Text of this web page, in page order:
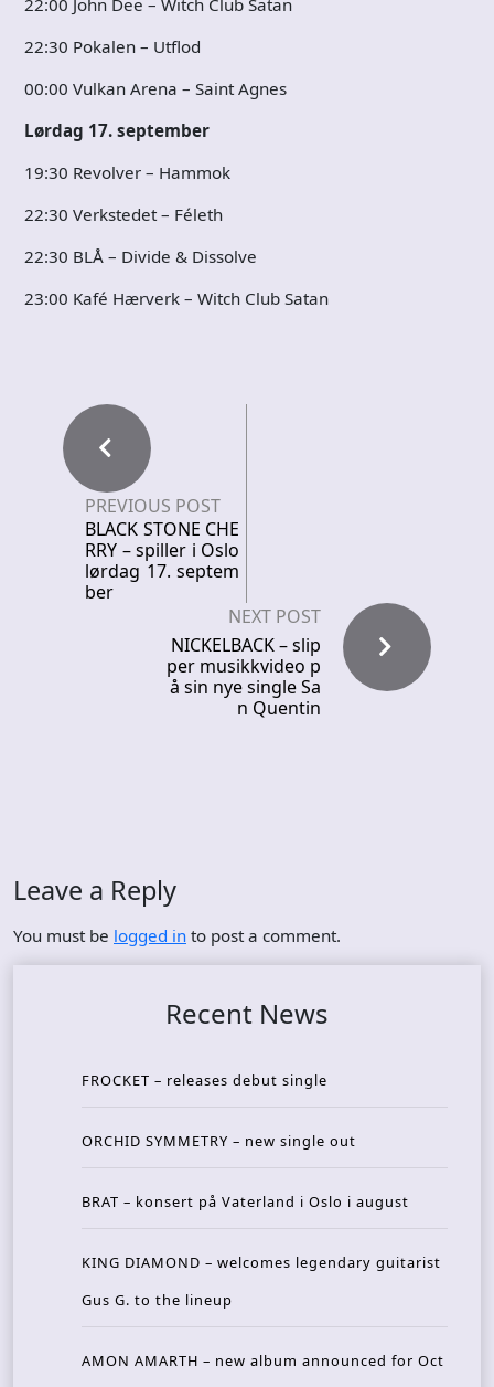
22:00 John Dee – Witch Club Satan
22:30 Pokalen – Utflod
00:00 Vulkan Arena – Saint Agnes
Lørdag 17. september
19:30 Revolver – Hammok
22:30 Verkstedet – Féleth
22:30 BLÅ – Divide & Dissolve
23:00 Kafé Hærverk – Witch Club Satan
PREVIOUS POST
BLACK STONE CHE
RRY – spiller i Oslo
lørdag 17. septem
ber
NEXT POST
NICKELBACK – slip
per musikkvideo p
å sin nye single Sa
n Quentin
Leave a Reply
You must be logged in to post a comment.
Recent News
FROCKET – releases debut single
ORCHID SYMMETRY – new single out
BRAT – konsert på Vaterland i Oslo i august
KING DIAMOND – welcomes legendary guitarist
Gus G. to the lineup
AMON AMARTH – new album announced for Oct